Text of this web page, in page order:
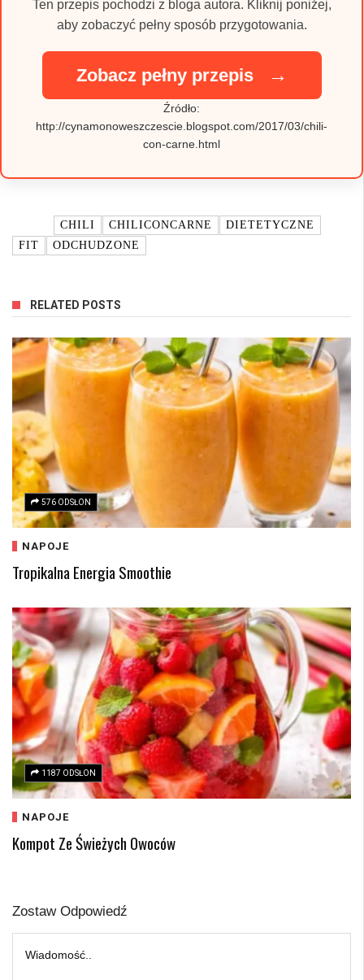
Ten przepis pochodzi z bloga autora. Kliknij poniżej,
aby zobaczyć pełny sposób przygotowania.
Zobacz pełny przepis →
Źródło:
http://cynamonoweszczescie.blogspot.com/2017/03/chili-
con-carne.html
CHILI CHILICONCARNE
DIETETYCZNE
FIT
ODCHUDZONE
RELATED POSTS
576 ODSŁON
NAPOJE
Tropikalna Energia Smoothie
1187 ODSŁON
NAPOJE
Kompot Ze Świeżych Owoców
Zostaw Odpowiedź